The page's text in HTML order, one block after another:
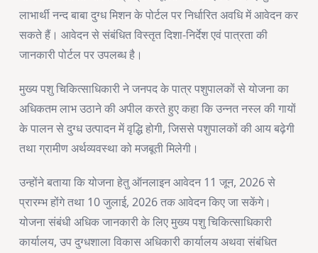
लाभार्थी नन्द बाबा दुग्ध मिशन के पोर्टल पर निर्धारित अवधि में आवेदन कर
सकते हैं। आवेदन से संबंधित विस्तृत दिशा-निर्देश एवं पात्रता की
जानकारी पोर्टल पर उपलब्ध है।
मुख्य पशु चिकित्साधिकारी ने जनपद के पात्र पशुपालकों से योजना का
अधिकतम लाभ उठाने की अपील करते हुए कहा कि उन्नत नस्ल की गायों
के पालन से दुग्ध उत्पादन में वृद्धि होगी, जिससे पशुपालकों की आय बढ़ेगी
तथा ग्रामीण अर्थव्यवस्था को मजबूती मिलेगी।
उन्होंने बताया कि योजना हेतु ऑनलाइन आवेदन 11 जून, 2026 से
प्रारम्भ होंगे तथा 10 जुलाई, 2026 तक आवेदन किए जा सकेंगे।
योजना संबंधी अधिक जानकारी के लिए मुख्य पशु चिकित्साधिकारी
कार्यालय, उप दुग्धशाला विकास अधिकारी कार्यालय अथवा संबंधित